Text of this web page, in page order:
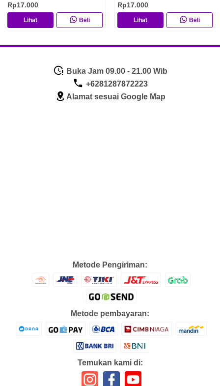
Rp17.000
Lihat Beli
Rp17.000
Lihat Beli
Buka Jam 09.00 - 21.00 Wib
+6281287872223
Alamat sesuai Google Map
Metode Pengiriman:
Metode pembayaran:
Temukan kami di: